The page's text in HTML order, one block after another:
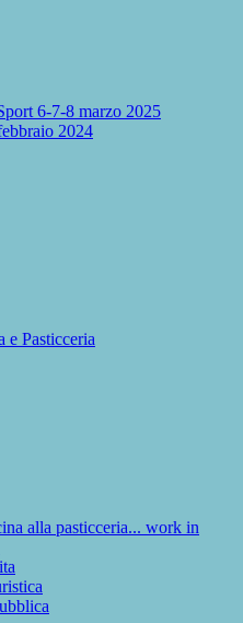
6-7-8 marzo 2025
2024
e Pasticceria
alla pasticceria... work in